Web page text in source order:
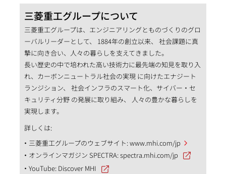
三菱重工グループについて
三菱重工グループは、エンジニアリングとものづくりのグロ
ーバルリーダーとして、 1884年の創立以来、 社会課題に真
摯に向き合い、人々の暮らしを支えてきました。
長い歴史の中で培われた高い技術力に最先端の知見を取り入
れ、カーボンニュートラル社会の実現 に向けたエナジート
ランジション、 社会インフラのスマート化、サイバー・セ
キュリティ分野 の発展に取り組み、 人々の豊かな暮らしを
実現します。
詳しくは:
三菱重工グループのウェブサイト:www.mhi.com/jp
オンラインマガジン SPECTRA:spectra.mhi.com/jp
YouTube: Discover MHI